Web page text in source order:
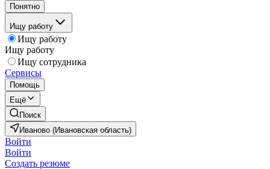
Понятно
Ищу работу
Ищу работу
Ищу работу
Ищу сотрудника
Сервисы
Помощь
Ещё
Поиск
Иваново (Ивановская область)
Войти
Войти
Создать резюме